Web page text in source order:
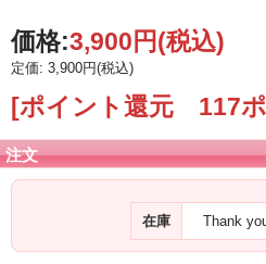
価格:3,900円(税込)
定価: 3,900円(税込)
[ポイント還元 117
注文
在庫 Thank